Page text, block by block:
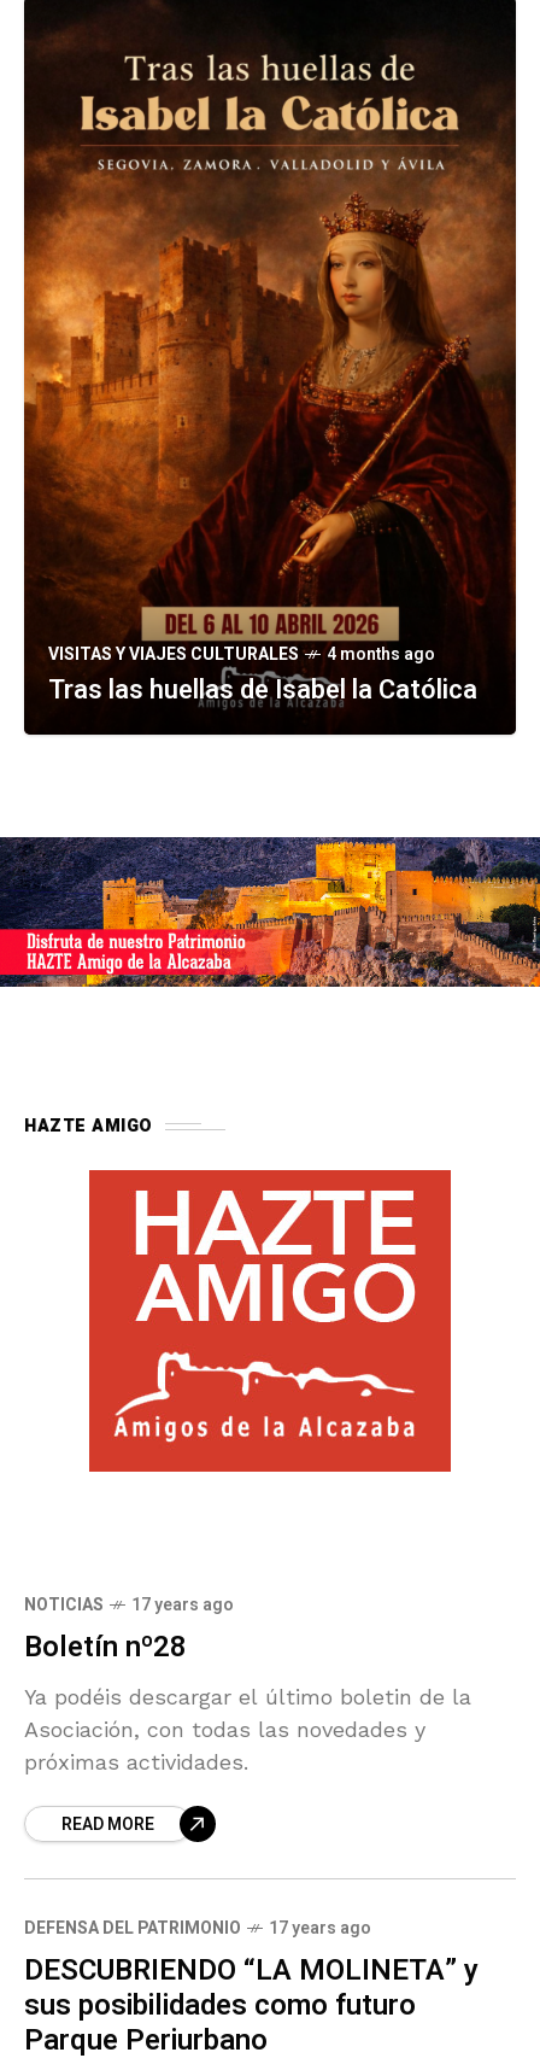
VISITAS Y VIAJES CULTURALES 4 months ago
Tras las huellas de Isabel la Católica
NOTICIAS 17 years ago
Boletín nº28
Ya podéis descargar el último boletin de la
Asociación, con todas las novedades y
próximas actividades.
READ MORE
DEFENSA DEL PATRIMONIO 17 years ago
DESCUBRIENDO “LA MOLINETA” y
sus posibilidades como futuro
Parque Periurbano
HAZTE AMIGO